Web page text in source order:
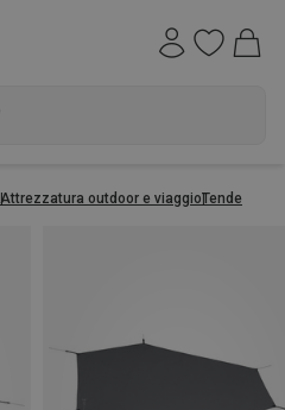
Attrezzatura outdoor e viaggioTende